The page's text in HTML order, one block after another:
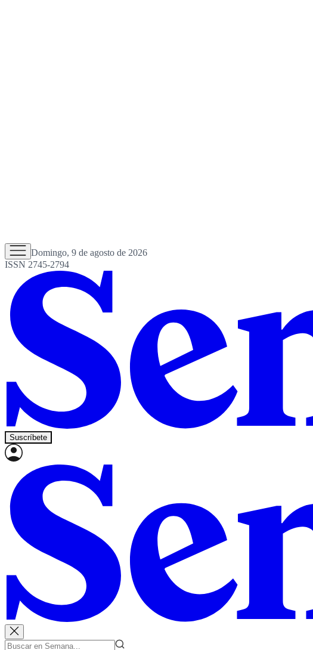
Domingo, 9 de agosto de 2026
ISSN 2745-2794
Suscríbete